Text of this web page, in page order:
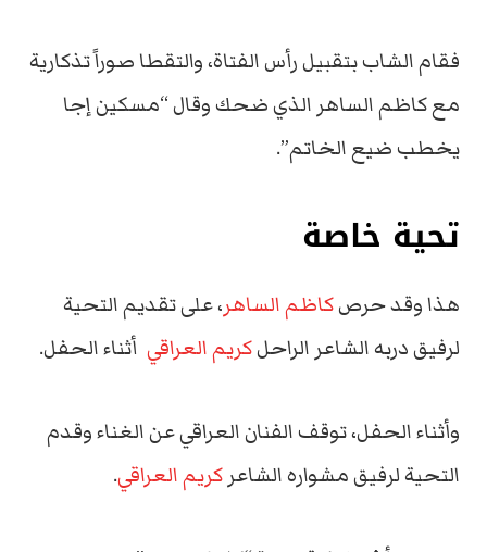
فقام الشاب بتقبيل رأس الفتاة، والتقطا صوراً تذكارية
مع كاظم الساهر الذي ضحك وقال “مسكين إجا
يخطب ضيع الخاتم”.
تحية خاصة
هذا وقد حرصكاظم الساهر، على تقديم التحية
لرفيق دربه الشاعر الراحلكريم العراقي أثناء الحفل.
وأثناء الحفل، توقف الفنان العراقي عن الغناء وقدم
التحية لرفيق مشواره الشاعر كريم العراقي.